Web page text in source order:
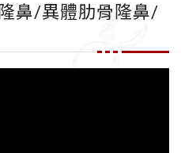
鼻/異體肋骨隆鼻/